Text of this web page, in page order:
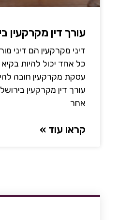
עורך דין מקרקעין
דיני מקרקעין הם דיני
כל אחד יכול להיות
עסקת מקרקעין חובה
עורך דין מקרקעין
אחר
קראו עוד »